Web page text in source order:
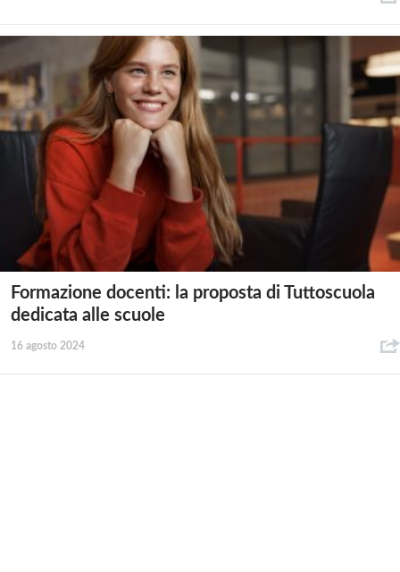
Formazione docenti: la proposta di Tuttoscuola
dedicata alle scuole
16 agosto 2024